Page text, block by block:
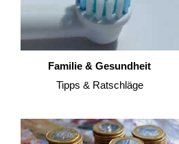
Familie & Gesundheit
Tipps & Ratschläge